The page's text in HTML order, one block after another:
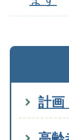
計画